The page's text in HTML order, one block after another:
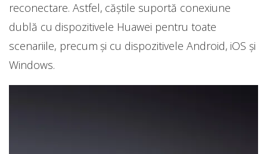
reconectare. Astfel, căștile suportă conexiune
dublă cu dispozitivele Huawei pentru toate
scenariile, precum și cu dispozitivele Android, iOS și
Windows.